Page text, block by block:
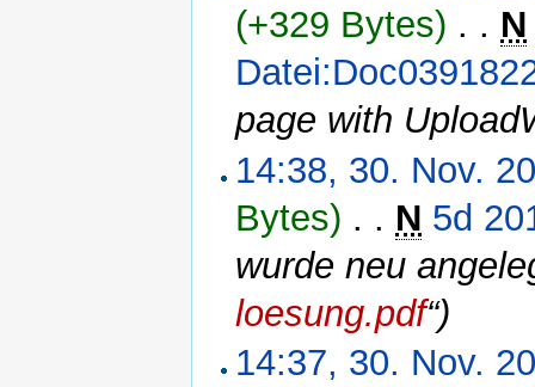
(+329 Bytes) . . N
page with
14:38, 30. Nov.
Bytes) . . N 5d
wurde neu
loesung.pdf“)
14:37, 30. Nov.